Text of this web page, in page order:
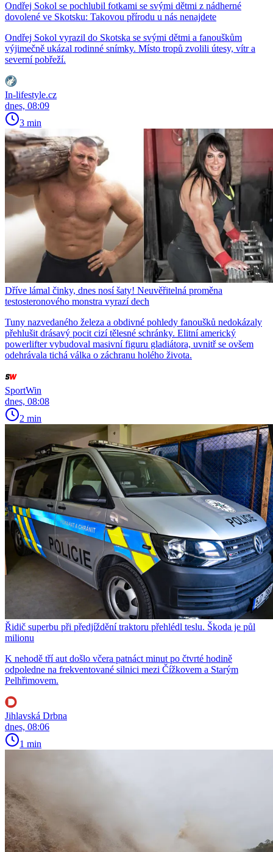
Ondřej Sokol se pochlubil fotkami se svými dětmi z nádherné
dovolené ve Skotsku: Takovou přírodu u nás nenajdete
Ondřej Sokol vyrazil do Skotska se svými dětmi a fanouškům
výjimečně ukázal rodinné snímky. Místo tropů zvolili útesy, vítr a
severní pobřeží.
In-lifestyle.cz
dnes, 08:09
3 min
Dříve lámal činky, dnes nosí šaty! Neuvěřitelná proměna
testosteronového monstra vyrazí dech
Tuny nazvedaného železa a obdivné pohledy fanoušků nedokázaly
přehlušit drásavý pocit cizí tělesné schránky. Elitní americký
powerlifter vybudoval masivní figuru gladiátora, uvnitř se ovšem
odehrávala tichá válka o záchranu holého života.
SportWin
dnes, 08:08
2 min
Řidič superbu při předjíždění traktoru přehlédl teslu. Škoda je půl
milionu
K nehodě tří aut došlo včera patnáct minut po čtvrté hodině
odpoledne na frekventované silnici mezi Čížkovem a Starým
Pelhřimovem.
Jihlavská Drbna
dnes, 08:06
1 min